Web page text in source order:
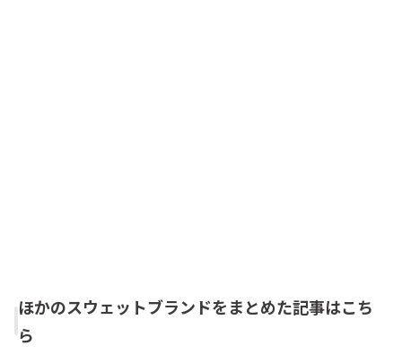
ほかのスウェットブランドをまとめた記事はこち
ら